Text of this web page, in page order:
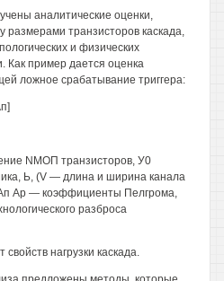
аналитические оценки,
размерами транзисторов каскада,
и физических
Как пример дается оценка
ложное срабатывание триггера:
NMOП транзисторов, У0
Ь, (V — длина и ширина канала
Ар — коэффициенты Пелгрома,
разброса
нагрузки каскада.